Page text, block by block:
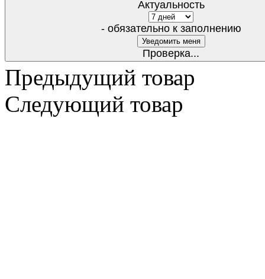
Актуальность
- обязательно к заполнению
Проверка...
Предыдущий товар
Следующий товар